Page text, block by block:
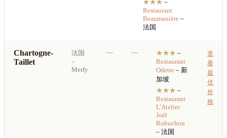
★★★ –
Restaurant
Beaumanière –
法国
Chartogne-
Taillet
法国
–
Merfy
— — ★★★ –
Restaurant
Odette – 新
加坡
★★★ –
Restaurant
L'Atelier
Joël
Robuchon
– 法国
查
看
最
优
价
格